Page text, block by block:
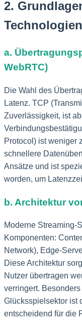
2.
Technologien
a.
WebRTC)
Die Wahl des
Latenz. TCP
Zuverlässigkeit, ist
Protocol) ist weniger
schnellere
Ansätze und ist
worden, um
b. Architektur
Moderne Streaming-
Komponenten:
Network), Edge-
Diese Architektur
Nutzer übertragen
verringert.
Glücksspielsektor ist
entscheidend für die